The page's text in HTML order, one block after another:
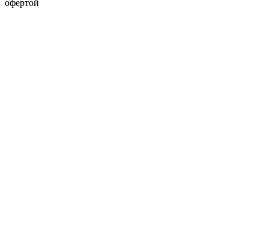
офертой